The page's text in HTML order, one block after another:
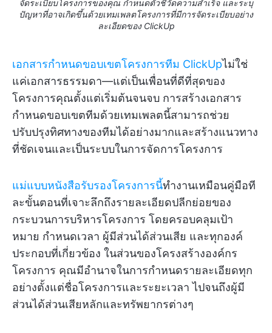
จัดระเบียบโครงการของคุณ กำหนดตัวชี้วัดความสำเร็จ และระบุ
ปัญหาที่อาจเกิดขึ้นด้วยเทมเพลตโครงการที่มีการจัดระเบียบอย่าง
ละเอียดของ ClickUp
เอกสารกำหนดขอบเขตโครงการทีม ClickUpไม่ใช่
แค่เอกสารธรรมดา—แต่เป็นเพื่อนที่ดีที่สุดของ
โครงการคุณตั้งแต่เริ่มต้นจนจบ การสร้างเอกสาร
กำหนดขอบเขตทีมด้วยเทมเพลตนี้สามารถช่วย
ปรับปรุงทิศทางของทีมได้อย่างมากและสร้างแนวทาง
ที่ชัดเจนและเป็นระบบในการจัดการโครงการ
แม่แบบหนังสือรับรองโครงการนี้ทำงานเหมือนคู่มือที
ละขั้นตอนที่เจาะลึกถึงรายละเอียดปลีกย่อยของ
กระบวนการบริหารโครงการ โดยครอบคลุมเป้า
หมาย กำหนดเวลา ผู้มีส่วนได้ส่วนเสีย และทุกองค์
ประกอบที่เกี่ยวข้อง ในส่วนของโครงสร้างองค์กร
โครงการ คุณมีอำนาจในการกำหนดรายละเอียดทุก
อย่างตั้งแต่ชื่อโครงการและระยะเวลา ไปจนถึงผู้มี
ส่วนได้ส่วนเสียหลักและทรัพยากรต่างๆ